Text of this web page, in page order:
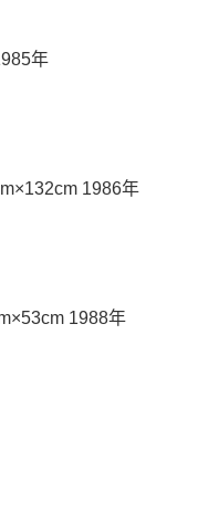
年
1986年
1988年